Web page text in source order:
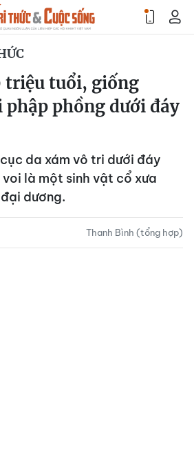
triệu tuổi, giống
phập phồng dưới đáy
da xám vô tri dưới đáy
là một sinh vật cổ xưa
dương.
Thanh Bình (tổng hợp)